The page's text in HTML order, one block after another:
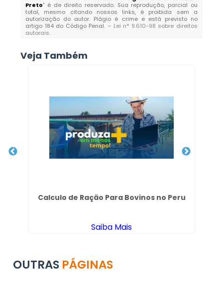
Preto" é de direito reservado. Sua reprodução, parcial ou
total, mesmo citando nossos links, é proibida sem a
autorização do autor. Plágio é crime e está previsto no
artigo 184 do Código Penal. – Lei n° 9.610-98 sobre direitos
autorais.
Veja Também
Calculo de Ração Para Bovinos no Peru
Saiba Mais
OUTRAS PÁGINAS